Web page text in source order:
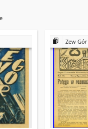
Zew Gór